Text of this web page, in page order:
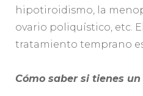
hipotiroidismo, la
ovario poliquístico, etc.
tratamiento temprano
Cómo saber si tienes